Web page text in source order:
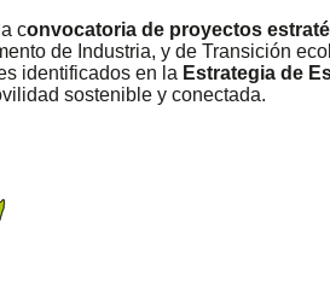
convocatoria de proyectos
de Industria, y de Transición
identificados en la Estrategia de
sostenible y conectada.